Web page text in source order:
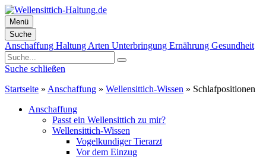
Menü
Suche
Zum
Inhalt
springen
Anschaffung Haltung Arten Unterbringung Ernährung Gesundheit
Suche schließen
Startseite » Anschaffung » Wellensittich-Wissen » Schlafpositionen
Anschaffung
Passt ein Wellensittich zu mir?
Wellensittich-Wissen
Vogelkundiger Tierarzt
Vor dem Einzug